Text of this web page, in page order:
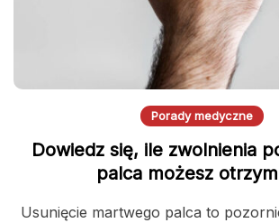
Porady medyczne
Dowiedz się, ile zwolnienia
palca możesz
Usunięcie martwego palca to